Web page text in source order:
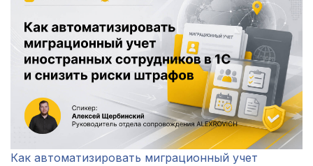
Как автоматизировать миграционный учет